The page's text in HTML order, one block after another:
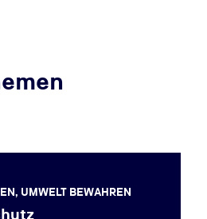
UMWELT BEWAHREN